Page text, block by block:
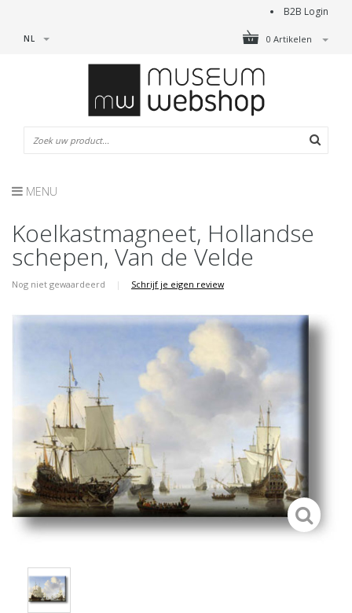
B2B Login
0 Artikelen
NL
MENU
Koelkastmagneet, Hollandse
schepen, Van de Velde
Nog niet gewaardeerd | Schrijf je eigen review